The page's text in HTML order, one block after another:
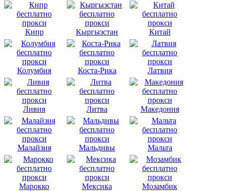
Кипр Кыргызстан Китай
Колумбия Коста-Рика Латвия
Ливия Литва Македония
Малайзия Мальдивы Мальта
Марокко Мексика Мозамбик